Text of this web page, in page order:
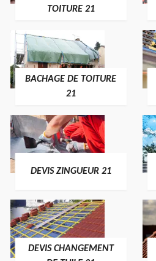
TOITURE 21
BACHAGE DE TOITURE
21
DEVIS ZINGUEUR 21
DEVIS CHANGEMENT